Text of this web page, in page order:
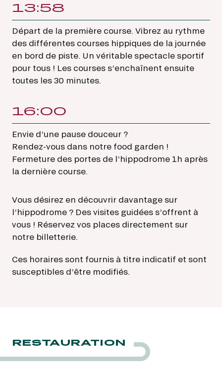
13:58
Départ de la première course. Vibrez au rythme
des différentes courses hippiques de la journée
en bord de piste. Un véritable spectacle sportif
pour tous ! Les courses s’enchaînent ensuite
toutes les 30 minutes.
16:00
Envie d’une pause douceur ?
Rendez-vous dans notre food garden !
Fermeture des portes de l’hippodrome 1h après
la dernière course.
Vous désirez en découvrir davantage sur
l’hippodrome ? Des visites guidées s’offrent à
vous ! Réservez vos places directement sur
notre billetterie.
Ces horaires sont fournis à titre indicatif et sont
susceptibles d’être modifiés.
RESTAURATION